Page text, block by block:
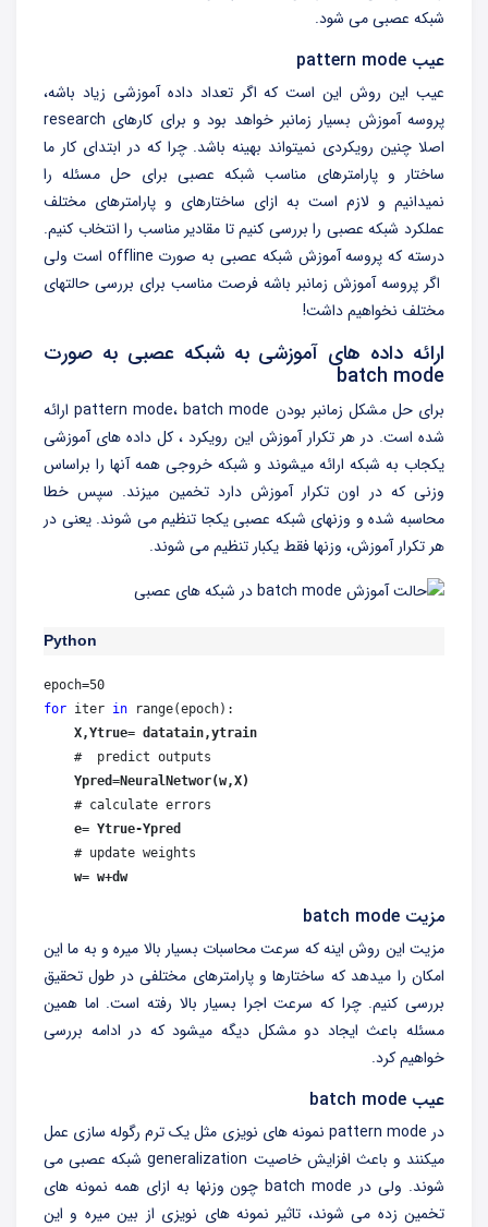
شبکه عصبی می شود.
عیب pattern mode
عیب این روش این است که اگر تعداد داده آموزشی زیاد باشه،
پروسه آموزش بسیار زمانبر خواهد بود و برای کارهای research
اصلا چنین رویکردی نمیتواند بهینه باشد. چرا که در ابتدای کار ما
ساختار و پارامترهای مناسب شبکه عصبی برای حل مسئله را
نمیدانیم و لازم است به ازای ساختارهای و پارامترهای مختلف
عملکرد شبکه عصبی را بررسی کنیم تا مقادیر مناسب را انتخاب کنیم.
درسته که پروسه آموزش شبکه عصبی به صورت offline است ولی
اگر پروسه آموزش زمانبر باشه فرصت مناسب برای بررسی حالتهای
مختلف نخواهیم داشت!
ارائه داده های آموزشی به شبکه عصبی به صورت
batch mode
برای حل مشکل زمانبر بودن pattern mode، batch mode ارائه
شده است. در هر تکرار آموزش این رویکرد ، کل داده های آموزشی
یکجاب به شبکه ارائه میشوند و شبکه خروجی همه آنها را براساس
وزنی که در اون تکرار آموزش دارد تخمین میزند. سپس خطا
محاسبه شده و وزنهای شبکه عصبی یکجا تنظیم می شوند. یعنی در
هر تکرار آموزش، وزنها فقط یکبار تنظیم می شوند.
Python
for iter in range(epoch):
X,Ytrue= datatain,ytrain
    #  predict outputs
Ypred=NeuralNetwor(w,X)
    # calculate errors
e= Ytrue-Ypred
    # update weights
w= w+dw
مزیت batch mode
مزیت این روش اینه که سرعت محاسبات بسیار بالا میره و به ما این
امکان را میدهد که ساختارها و پارامترهای مختلفی در طول تحقیق
بررسی کنیم. چرا که سرعت اجرا بسیار بالا رفته است. اما همین
مسئله باعث ایجاد دو مشکل دیگه میشود که در ادامه بررسی
خواهیم کرد.
عیب batch mode
در pattern mode نمونه های نویزی مثل یک ترم رگوله سازی عمل
میکنند و باعث افزایش خاصیت generalization شبکه عصبی می
شوند. ولی در batch mode چون وزنها به ازای همه نمونه های
تخمین زده می شوند، تاثیر نمونه های نویزی از بین میره و این